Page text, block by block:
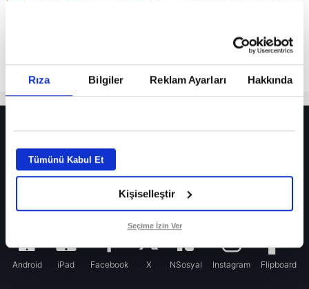
Rıza Bilgiler Reklam Ayarları Hakkında
Tümünü Kabul Et
Kişiselleştir
Seçime İzin Ver
Fenerbahçe’de sürpriz ayrılık ihtimali! Devre arasında gelmişti
Fenerbahçe’nin yeni transferi Mason Greenwood için olay sözler!
Galatasaray’da rota yeniden Thiago Almada!
Android iPad Facebook X NSosyal Instagram Flipboard